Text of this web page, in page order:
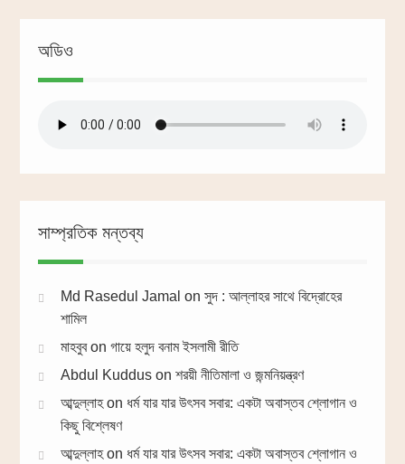
অডিও
সাম্প্রতিক মন্তব্য
Md Rasedul Jamal on সুদ : আল্লাহর সাথে বিদ্রোহের
শামিল
মাহবুবon গায়ে হলুদ বনাম ইসলামী রীতি
Abdul Kudduson শরয়ী নীতিমালা ও জন্মনিয়ন্ত্রণ
আব্দুল্লাহon ধর্ম যার যার উৎসব সবার: একটা অবাস্তব শ্লোগান ও
কিছু বিশ্লেষণ
আব্দুল্লাহon ধর্ম যার যার উৎসব সবার: একটা অবাস্তব শ্লোগান ও